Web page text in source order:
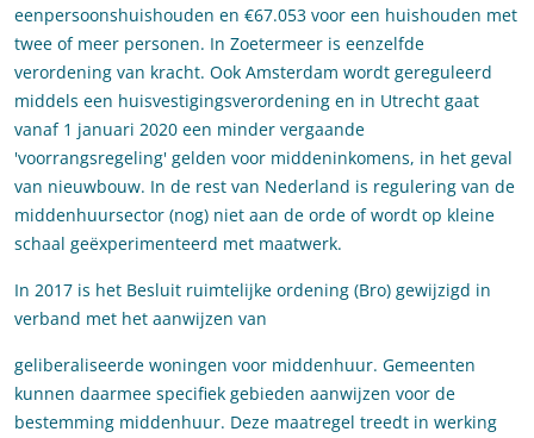
eenpersoonshuishouden en €67.053 voor een huishouden met
twee of meer personen. In Zoetermeer is eenzelfde
verordening van kracht. Ook Amsterdam wordt gereguleerd
middels een huisvestigingsverordening en in Utrecht gaat
vanaf 1 januari 2020 een minder vergaande
'voorrangsregeling' gelden voor middeninkomens, in het geval
van nieuwbouw. In de rest van Nederland is regulering van de
middenhuursector (nog) niet aan de orde of wordt op kleine
schaal geëxperimenteerd met maatwerk.
In 2017 is het Besluit ruimtelijke ordening (Bro) gewijzigd in
verband met het aanwijzen van
geliberaliseerde woningen voor middenhuur. Gemeenten
kunnen daarmee specifiek gebieden aanwijzen voor de
bestemming middenhuur. Deze maatregel treedt in werking